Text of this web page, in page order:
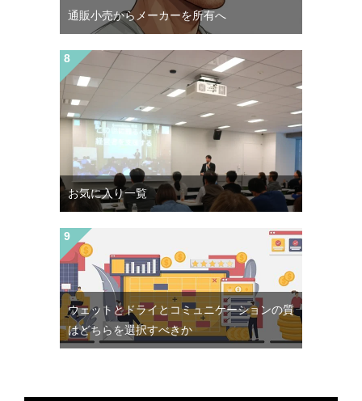
通販小売からメーカーを所有へ
お気に入り一覧
ウェットとドライとコミュニケーションの質
はどちらを選択すべきか